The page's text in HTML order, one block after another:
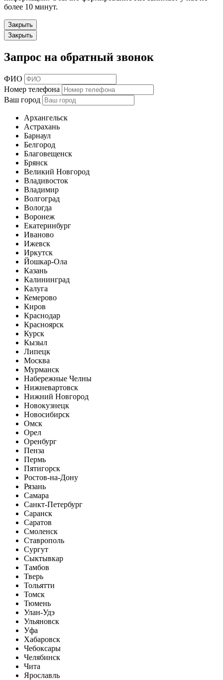
более 10 минут.
Закрыть
Закрыть
Запрос на обратный звонок
ФИО
Номер телефона
Ваш город
Архангельск
Астрахань
Барнаул
Белгород
Благовещенск
Брянск
Великий Новгород
Владивосток
Владимир
Волгоград
Вологда
Воронеж
Екатеринбург
Иваново
Ижевск
Иркутск
Йошкар-Ола
Казань
Калининград
Калуга
Кемерово
Киров
Краснодар
Красноярск
Курск
Кызыл
Липецк
Москва
Мурманск
Набережные Челны
Нижневартовск
Нижний Новгород
Новокузнецк
Новосибирск
Омск
Орел
Оренбург
Пенза
Пермь
Пятигорск
Ростов-на-Дону
Рязань
Самара
Санкт-Петербург
Саранск
Саратов
Смоленск
Ставрополь
Сургут
Сыктывкар
Тамбов
Тверь
Тольятти
Томск
Тюмень
Улан-Удэ
Ульяновск
Уфа
Хабаровск
Чебоксары
Челябинск
Чита
Ярославль